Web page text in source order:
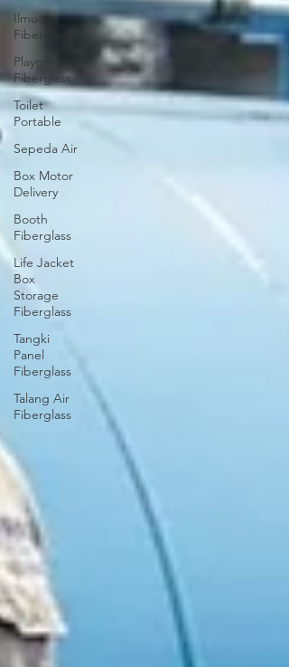
Ilmu
Fiberglass
Playground
Fiberglass
Toilet
Portable
Sepeda Air
Box Motor
Delivery
Booth
Fiberglass
Life Jacket
Box
Storage
Fiberglass
Tangki
Panel
Fiberglass
Talang Air
Fiberglass